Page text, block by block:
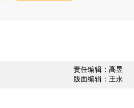
责任编辑：高昱
版面编辑：王永